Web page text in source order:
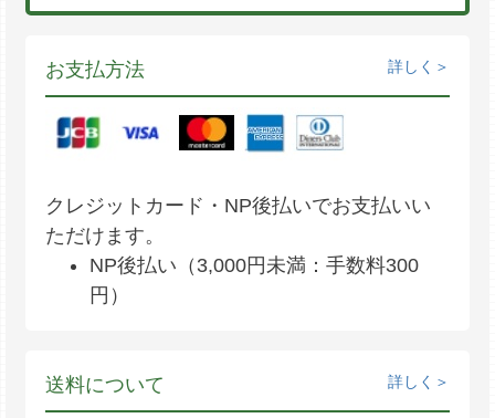
お支払方法 詳しく
クレジットカード・NP後払いでお支払いい
ただけます。
NP後払い（3,000円未満：手数料300
円）
送料について 詳しく